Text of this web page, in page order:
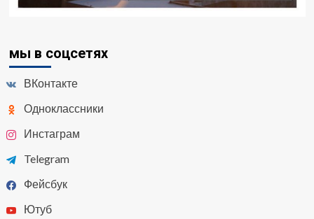
мы в соцсетях
ВКонтакте
Одноклассники
Инстаграм
Telegram
Фейсбук
Ютуб